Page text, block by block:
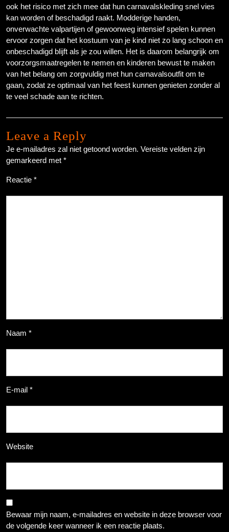
ook het risico met zich mee dat hun carnavalskleding snel vies
kan worden of beschadigd raakt. Modderige handen,
onverwachte valpartijen of gewoonweg intensief spelen kunnen
ervoor zorgen dat het kostuum van je kind niet zo lang schoon en
onbeschadigd blijft als je zou willen. Het is daarom belangrijk om
voorzorgsmaatregelen te nemen en kinderen bewust te maken
van het belang om zorgvuldig met hun carnavalsoutfit om te
gaan, zodat ze optimaal van het feest kunnen genieten zonder al
te veel schade aan te richten.
Leave a Reply
Je e-mailadres zal niet getoond worden. Vereiste velden zijn
gemarkeerd met *
Reactie *
Naam *
E-mail *
Website
Bewaar mijn naam, e-mailadres en website in deze browser voor
de volgende keer wanneer ik een reactie plaats.